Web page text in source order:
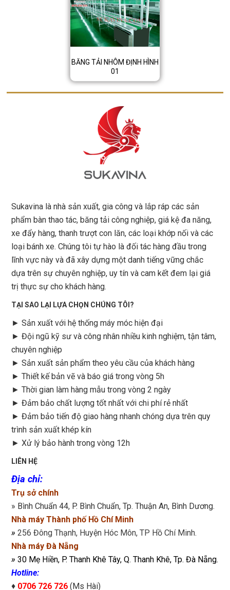
BĂNG TẢI NHÔM ĐỊNH HÌNH
01
Sukavina là nhà sản xuất, gia công và lắp ráp các sản
phẩm bàn thao tác, băng tải công nghiệp, giá kệ đa năng,
xe đẩy hàng, thanh trượt con lăn, các loại khớp nối và các
loại bánh xe. Chúng tôi tự hào là đối tác hàng đầu trong
lĩnh vực này và đã xây dựng một danh tiếng vững chắc
dựa trên sự chuyên nghiệp, uy tín và cam kết đem lại giá
trị thực sự cho khách hàng.
TẠI SAO LẠI LỰA CHỌN CHÚNG TÔI?
► Sản xuất với hệ thống máy móc hiện đại
► Đội ngũ kỹ sư và công nhân nhiều kinh nghiệm, tận tâm,
chuyên nghiệp
► Sản xuất sản phẩm theo yêu cầu của khách hàng
► Thiết kế bản vẽ và báo giá trong vòng 5h
► Thời gian làm hàng mẫu trong vòng 2 ngày
► Đảm bảo chất lượng tốt nhất với chi phí rẻ nhất
► Đảm bảo tiến độ giao hàng nhanh chóng dựa trên quy
trình sản xuất khép kín
► Xử lý bảo hành trong vòng 12h
LIÊN HỆ
Địa chỉ:
Trụ sở chính
» Bình Chuẩn 44, P. Bình Chuẩn, Tp. Thuận An, Bình Dương.
Nhà máy Thành phố Hồ Chí Minh
» 256 Đông Thạnh, Huyện Hóc Môn, TP Hồ Chí Minh.
Nhà máy Đà Nẵng
» 30 Mẹ Hiền, P. Thanh Khê Tây, Q. Thanh Khê, Tp. Đà Nẵng.
Hotline:
♦ 0706 726 726(Ms Hài)